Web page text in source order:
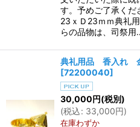
す。予めご了承くだ
23ｘＤ23ｍｍ典礼
らの品物は、司祭用
典礼用品 香入れ
[72200040]
30,000円(税別)
(税込: 33,000円)
在庫わずか